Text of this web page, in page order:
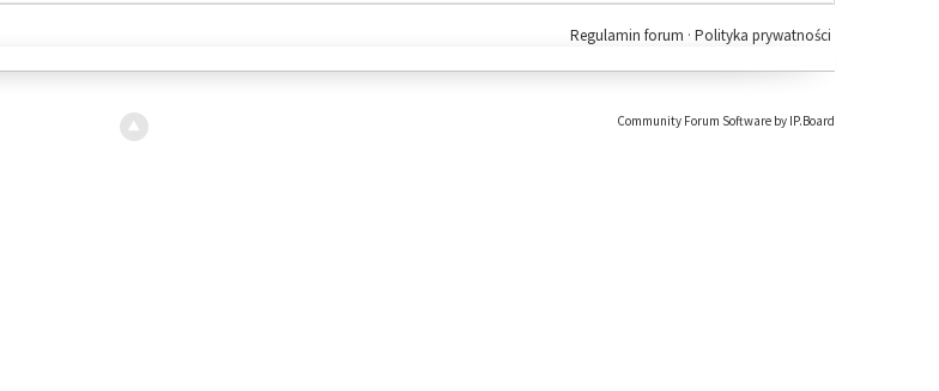
Polityka prywatności
Regulamin forum ·
Community Forum Software by IP.Board